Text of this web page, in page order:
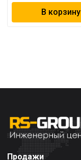
В корзину
Продажи